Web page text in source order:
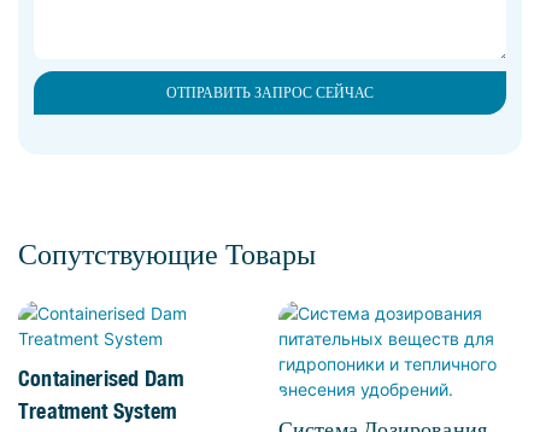
ОТПРАВИТЬ ЗАПРОС СЕЙЧАС
Сопутствующие Товары
Containerised Dam
Treatment System